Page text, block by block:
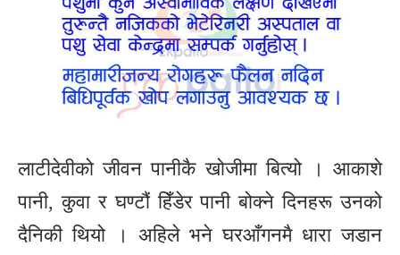
लाटीदेवीको जीवन पानीकै खोजीमा बित्यो । आकाशे
पानी, कुवा र घण्टौं हिँडेर पानी बोक्ने दिनहरू उनको
दैनिकी थियो । अहिले भने घरआँगनमै धारा जडान